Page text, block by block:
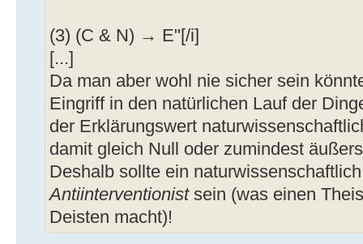
(3) (C & N) → E"[/i]
[...]
Da man aber wohl nie sicher sein
Eingriff in den natürlichen Lauf der
der Erklärungswert
damit gleich Null oder zumindest
Deshalb sollte ein
Antiinterventionistsein (was einen
Deisten macht)!